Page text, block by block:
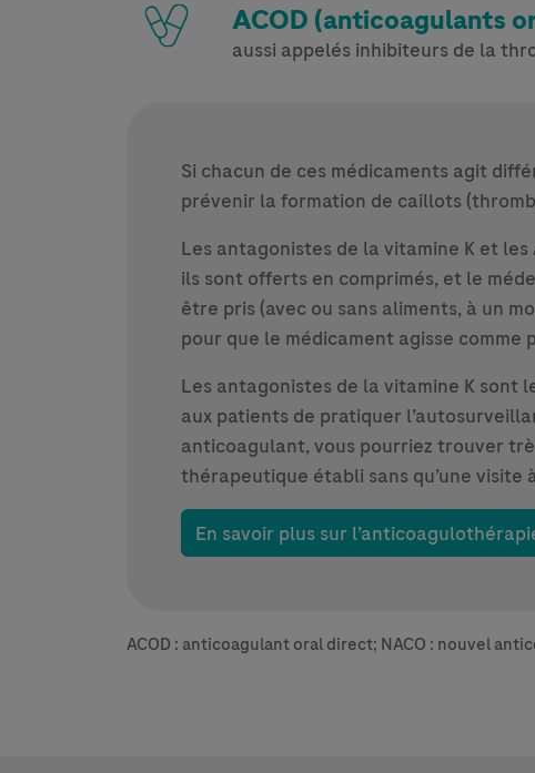
ACOD (anticoagulants
aussi appelés inhibiteurs de la
Si chacun de ces médicaments agit
prévenir la formation de caillots
Les antagonistes de la vitamine K et
ils sont offerts en comprimés, et le
être pris (avec ou sans aliments, à un
pour que le médicament agisse comme
Les antagonistes de la vitamine K
aux patients de pratiquer
anticoagulant, vous pourriez trouver
thérapeutique établi sans qu’une visite
En savoir plus sur
ACOD : anticoagulant oral direct; NACO : nouvel